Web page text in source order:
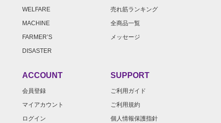
WELFARE
MACHINE
FARMER’S
DISASTER
売れ筋ランキング
全商品一覧
メッセージ
ACCOUNT
会員登録
マイアカウント
ログイン
SUPPORT
ご利用ガイド
ご利用規約
個人情報保護指針